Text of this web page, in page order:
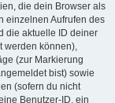
die dein Browser als
einzelnen Aufrufen des
die aktuelle ID deiner
werden können),
(zur Markierung
bist) sowie
(sofern du nicht
Benutzer-ID, ein